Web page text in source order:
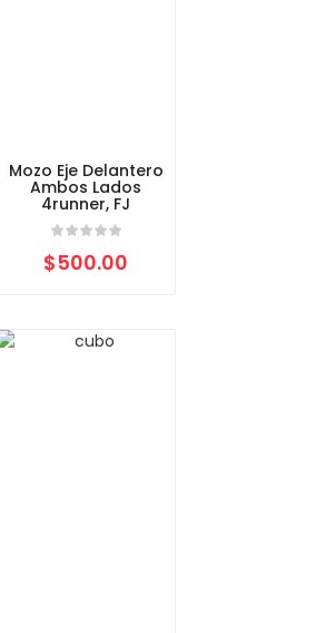
Mozo Eje Delantero
Ambos Lados
4runner, FJ
$500.00